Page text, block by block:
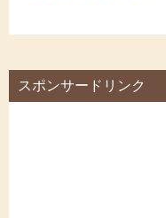
スポンサードリンク